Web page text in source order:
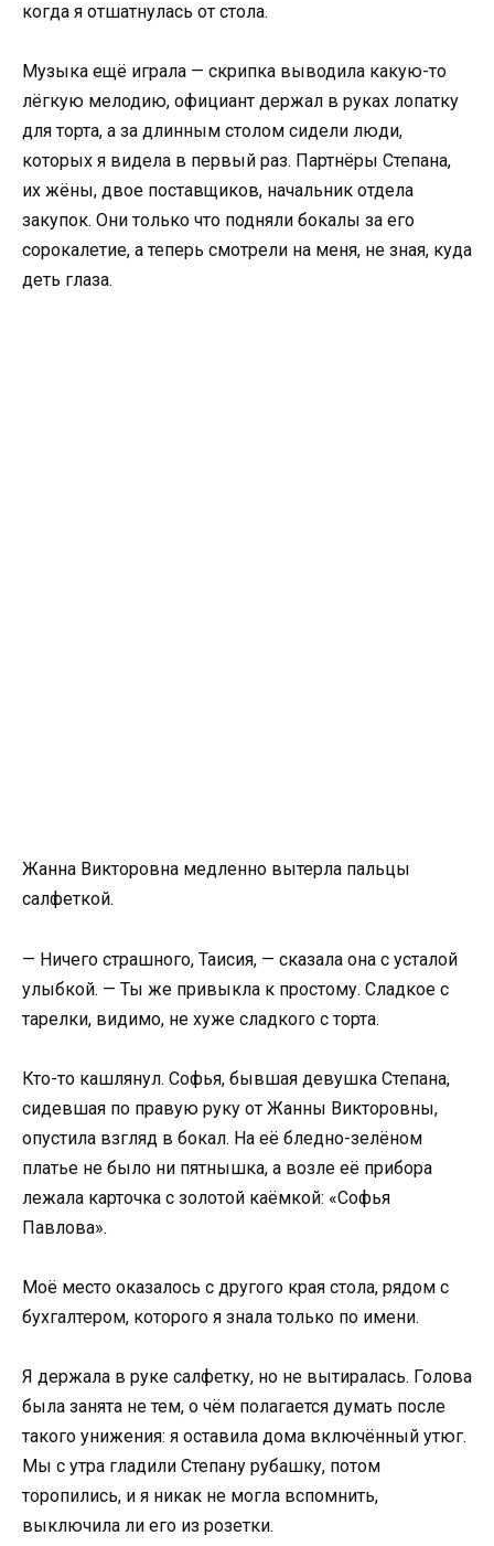
когда я отшатнулась от стола.
Музыка ещё играла — скрипка выводила какую-то
лёгкую мелодию, официант держал в руках лопатку
для торта, а за длинным столом сидели люди,
которых я видела в первый раз. Партнёры Степана,
их жёны, двое поставщиков, начальник отдела
закупок. Они только что подняли бокалы за его
сорокалетие, а теперь смотрели на меня, не зная, куда
деть глаза.
Жанна Викторовна медленно вытерла пальцы
салфеткой.
— Ничего страшного, Таисия, — сказала она с усталой
улыбкой. — Ты же привыкла к простому. Сладкое с
тарелки, видимо, не хуже сладкого с торта.
Кто-то кашлянул. Софья, бывшая девушка Степана,
сидевшая по правую руку от Жанны Викторовны,
опустила взгляд в бокал. На её бледно-зелёном
платье не было ни пятнышка, а возле её прибора
лежала карточка с золотой каёмкой: «Софья
Павлова».
Моё место оказалось с другого края стола, рядом с
бухгалтером, которого я знала только по имени.
Я держала в руке салфетку, но не вытиралась. Голова
была занята не тем, о чём полагается думать после
такого унижения: я оставила дома включённый утюг.
Мы с утра гладили Степану рубашку, потом
торопились, и я никак не могла вспомнить,
выключила ли его из розетки.